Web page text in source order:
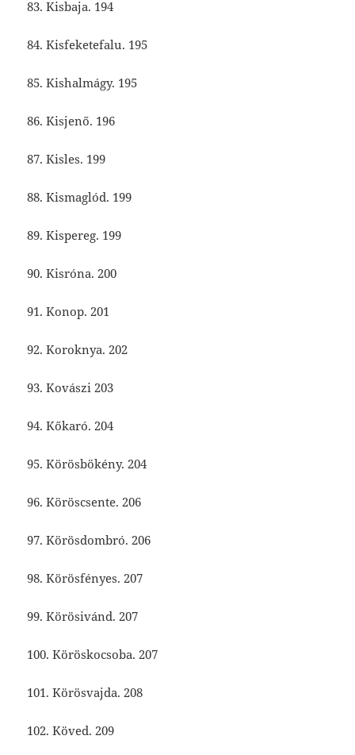
83. Kisbaja. 194
84. Kisfeketefalu. 195
85. Kishalmágy. 195
86. Kisjenő. 196
87. Kisles. 199
88. Kismaglód. 199
89. Kispereg. 199
90. Kisróna. 200
91. Konop. 201
92. Koroknya. 202
93. Kovászi 203
94. Kőkaró. 204
95. Körösbökény. 204
96. Köröscsente. 206
97. Körösdombró. 206
98. Körösfényes. 207
99. Körösivánd. 207
100. Köröskocsoba. 207
101. Körösvajda. 208
102. Köved. 209